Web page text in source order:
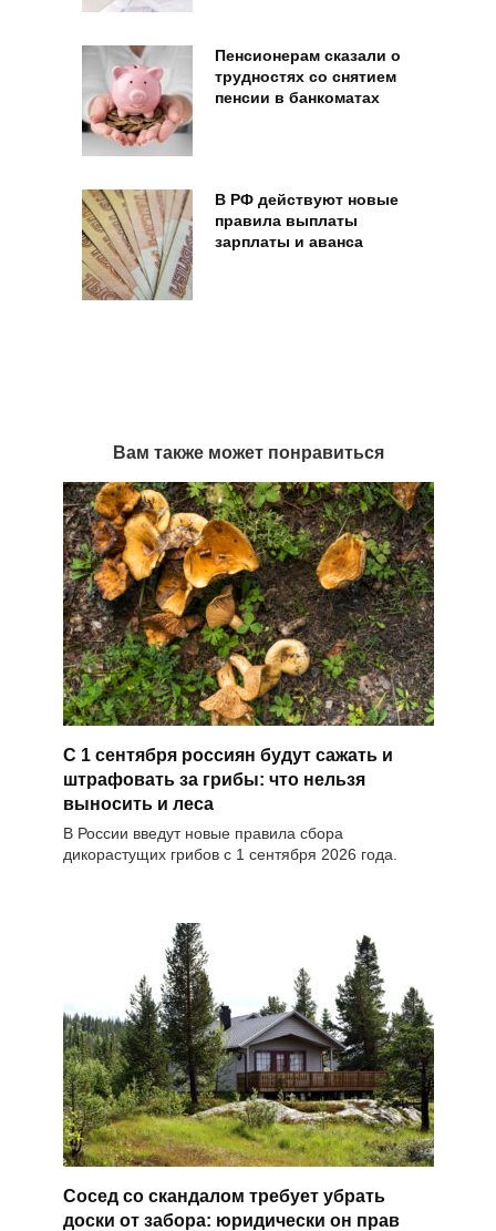
Пенсионерам сказали о
трудностях со снятием
пенсии в банкоматах
В РФ действуют новые
правила выплаты
зарплаты и аванса
Вам также может понравиться
С 1 сентября россиян будут сажать и
штрафовать за грибы: что нельзя
выносить и леса
В России введут новые правила сбора
дикорастущих грибов с 1 сентября 2026 года.
Сосед со скандалом требует убрать
доски от забора: юридически он прав